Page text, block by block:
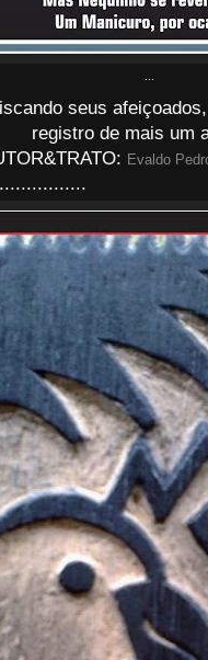
seus
registro de mais um
Evaldo